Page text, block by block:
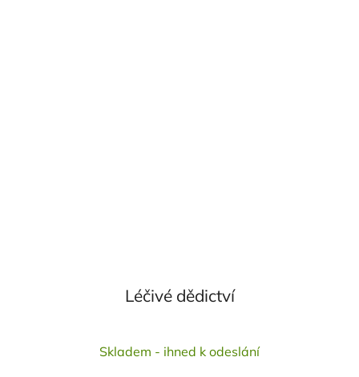
Léčivé dědictví
hodnocení
Skladem - ihned k odeslání